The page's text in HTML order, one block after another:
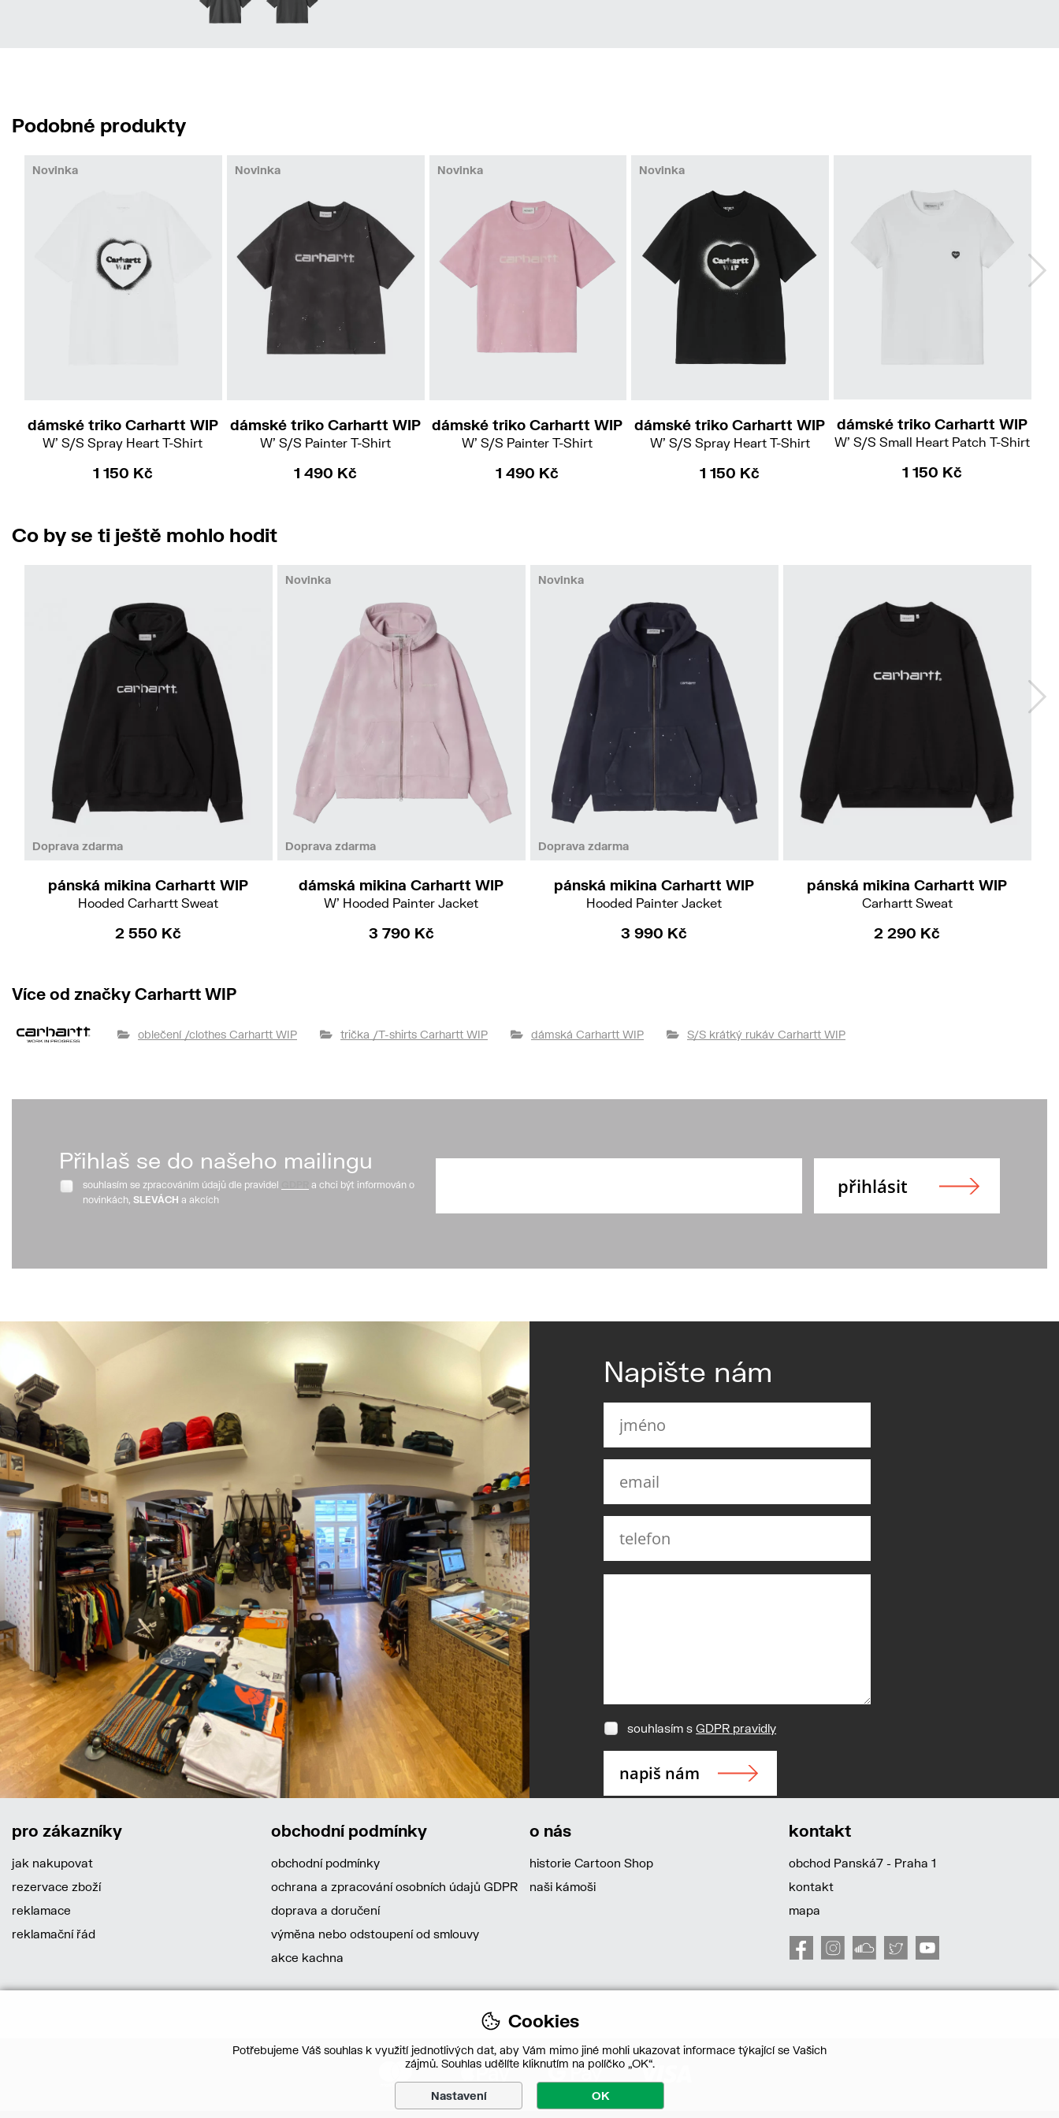
Podobné produkty
Novinka
dámské triko Carhartt WIP
W' S/S Spray Heart T-Shirt
1 150 Kč
Novinka
dámské triko Carhartt WIP
W' S/S Painter T-Shirt
1 490 Kč
Novinka
dámské triko Carhartt WIP
W' S/S Painter T-Shirt
1 490 Kč
Novinka
dámské triko Carhartt WIP
W' S/S Spray Heart T-Shirt
1 150 Kč
dámské triko Carhartt WIP
W' S/S Small Heart Patch T-Shirt
1 150 Kč
Co by se ti ještě mohlo hodit
Doprava zdarma
pánská mikina Carhartt WIP
Hooded Carhartt Sweat
2 550 Kč
Doprava zdarma
Novinka
dámská mikina Carhartt WIP
W' Hooded Painter Jacket
3 790 Kč
Doprava zdarma
Novinka
pánská mikina Carhartt WIP
Hooded Painter Jacket
3 990 Kč
pánská mikina Carhartt WIP
Carhartt Sweat
2 290 Kč
Více od značky Carhartt WIP
oblečení /clothes Carhartt WIP trička /T-shirts Carhartt WIP dámská Carhartt WIP S/S krátký rukáv Carhartt WIP
Přihlaš se do našeho mailingu
souhlasím se zpracováním údajů dle pravidel
a chci být informován o
novinkách, SLEVÁCH a akcích
Napište nám
souhlasím sGDPR pravidly
pro zákazníky
jak nakupovat
rezervace zboží
reklamace
reklamační řád
obchodní podmínky
obchodní podmínky
ochrana a zpracování osobních údajů GDPR
doprava a doručení
výměna nebo odstoupení od smlouvy
akce kachna
o nás
historie Cartoon Shop
naši kámoši
kontakt
obchod Panská7 - Praha 1
kontakt
mapa
Cookies
Potřebujeme Váš souhlas k využití jednotlivých dat, aby Vám mimo jiné mohli ukazovat informace týkající se Vašich
zájmů. Souhlas udělíte kliknutím na políčko „OK“.
Nastavení OK